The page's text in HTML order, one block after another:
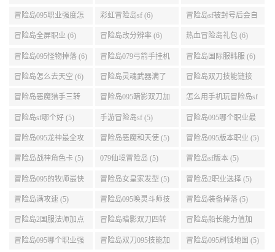
介绍 (6) 城组队任务 (6)
冒险岛095职业强度怎
么选 (6)
彩虹冒险岛sf (6) 冒险岛sf被封号后会自
动关闭电脑 (6)
冒险岛全屏职业 (6) 冒险岛改分辨率 (6) 热血冒险岛礼包 (6)
冒险岛095怪物掉落 (6) 冒险岛079弓箭手挂机
升级的地方 (6)
冒险岛国际服韩服 (6)
冒险岛怎么去天空 (6) 冒险岛灵魂武器满了
(6)
冒险岛双刀技能链接
(5)
冒险岛恶魔猎手三转
技能加点顺序 (5)
冒险岛095暗影双刀加
点 (5)
怎么用手机玩冒险岛sf
(5)
冒险岛sf哪个好 (5) 手游冒险岛sf (5) 冒险岛095哪个职业最
好 (5)
冒险岛095龙神最全攻
略 (5)
冒险岛恶魔和天使 (5) 冒险岛095版本职业 (5)
冒险岛战神角色卡 (5) 079仙境冒险岛 (5) 冒险岛sf版本 (5)
冒险岛095的牧师最快
升级路线 (5)
冒险岛女皇家发型 (5) 冒险岛2职业选择 (5)
冒险岛满攻速 (5) 冒险岛095唤灵斗师技
能介绍 (5)
冒险岛装备掉落 (5)
冒险岛2国服法师加点
(5)
冒险岛暗影双刀四转
任务 (5)
冒险岛船长能力值加
点 (5)
冒险岛095哪个职业强 冒险岛双刀095技能加 冒险岛095刷钱地图 (5)